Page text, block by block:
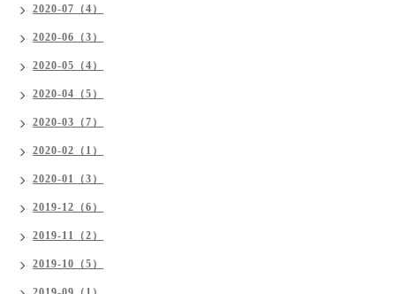
2020-07（4）
2020-06（3）
2020-05（4）
2020-04（5）
2020-03（7）
2020-02（1）
2020-01（3）
2019-12（6）
2019-11（2）
2019-10（5）